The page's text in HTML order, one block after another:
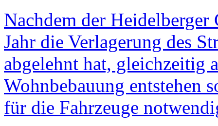
Nachdem der Heidelberger
Jahr die Verlagerung des
abgelehnt hat, gleichzeitig
Wohnbebauung entstehen
für die Fahrzeuge